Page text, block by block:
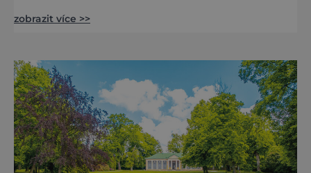
jediný Čech, který by ho neznal. Pražský hrad
metropole, má ho na seznamu mí
zobrazit více >>